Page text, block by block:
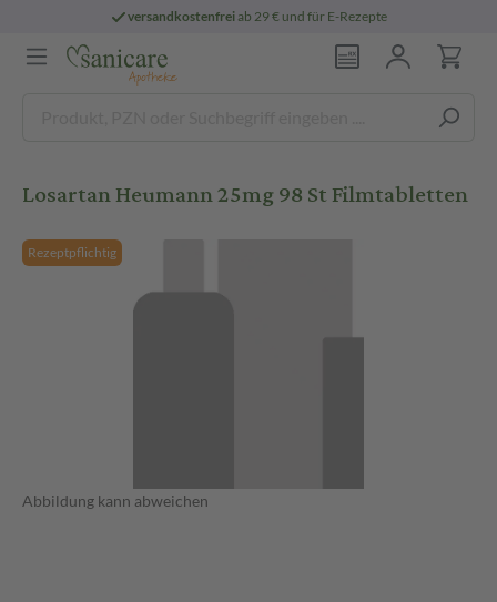
versandkostenfreiab 29 € und für E-Rezepte
Losartan Heumann 25mg 98 St Filmtabletten
Rezeptpflichtig
Abbildung kann abweichen